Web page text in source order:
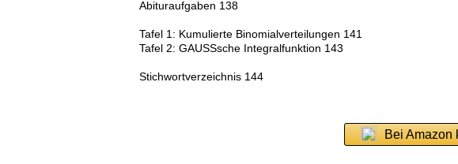
Abituraufgaben 138
Tafel 1: Kumulierte Binomialverteilungen 141
Tafel 2: GAUSSsche Integralfunktion 143
Stichwortverzeichnis 144
Bei Amazon